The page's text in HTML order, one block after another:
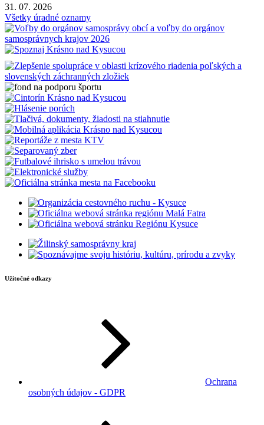
31. 07. 2026
Všetky úradné oznamy
Užitočné odkazy
Ochrana
osobných údajov - GDPR